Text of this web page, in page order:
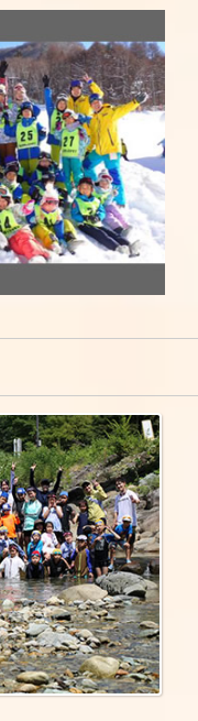
ラメゾン東京」 出
んりんピック応援大
教室
体操教室
体操及び親子体操
会及び親子体操教室
日
察署長 2019年12月1
行
教育フォーラム
り」2020年1月19日
2021年3月22日Link
日
ろみち先生役
サーチ
ピン子デパート～